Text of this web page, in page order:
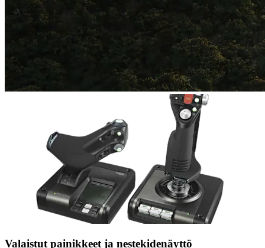
Valaistut painikkeet ja nestekidenäyttö